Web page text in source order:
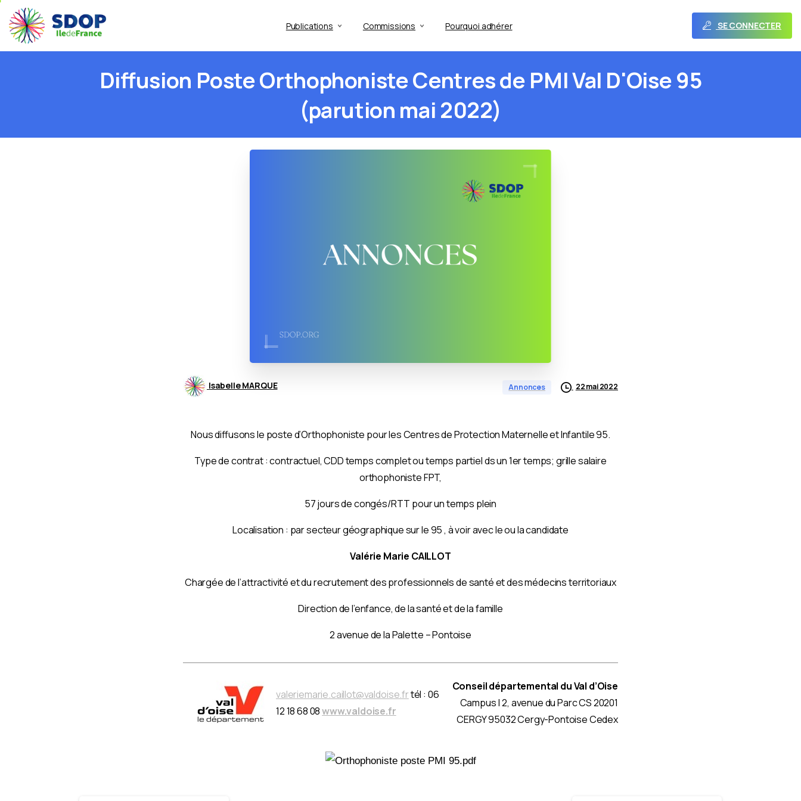
Publications Commissions Pourquoi adhérer SE CONNECTER
Diffusion PosteOrthophonisteCentresde PMIVal D'Oise95
(parution mai 2022)
Isabelle MARQUE Annonces 22 mai 2022
Nous diffusons le poste d’Orthophoniste pour les Centres de Protection Maternelle et Infantile 95.
Type de contrat : contractuel, CDD temps complet ou temps partiel ds un 1er temps; grille salaire
orthophoniste FPT,
57 jours de congés/RTT pour un temps plein
Localisation : par secteur géographique sur le 95 , à voir avec le ou la candidate
Valérie Marie CAILLOT
Chargée de l’attractivité et du recrutement des professionnels de santé et des médecins territoriaux
Direction de l’enfance, de la santé et de la famille
2 avenue de la Palette – Pontoise
valeriemarie.caillot@valdoise.frtél : 06
12 18 68 08www.valdoise.fr
Conseil départemental du Val d’Oise
Campus | 2, avenue du Parc CS 20201
CERGY 95032 Cergy-Pontoise Cedex